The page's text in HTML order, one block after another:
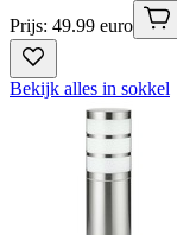
Prijs: 49.99 euro
Bekijk alles in sokkel